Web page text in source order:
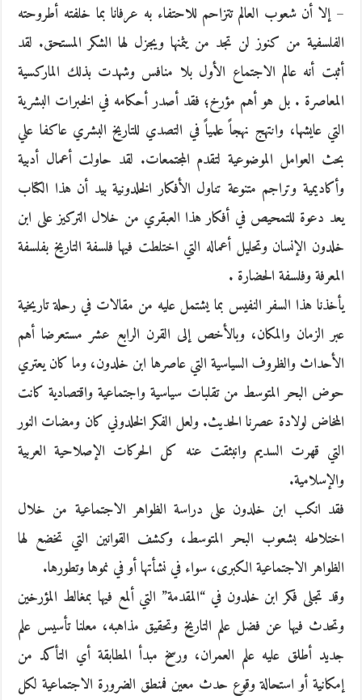
– إلا أن شعوب العالم تتزاحم للاحتفاء به عرفانا بما خلفته أطروحته
الفلسفية من كنوز لن تجد من يثمنها ويجزل لها الشكر المستحق. لقد
أثبت أنه عالم الاجتماع الأول بلا منافس وشهدت بذلك الماركسية
المعاصرة . بل هو أهم مؤرخ؛ فقد أصدر أحكامه في الخبرات البشرية
التي عايشها، وانتهج نهجاً علمياً في التصدي للتاريخ البشري عاكفا علي
بحث العوامل الموضوعية لتقدم المجتمعات. لقد حاولت أعمال أدبية
وأكاديمية وتراجم متنوعة تناول الأفكار الخلدونية بيد أن هذا الكتاب
يعد دعوة للتمحيص في أفكار هذا العبقري من خلال التركيز على ابن
خلدون الإنسان وتحليل أعماله التي اختلطت فيها فلسفة التاريخ بفلسفة
المعرفة وفلسفة الحضارة .
يأخذنا هذا السفر النفيس بما يشتمل عليه من مقالات في رحلة تاريخية
عبر الزمان والمكان، وبالأخص إلى القرن الرابع عشر مستعرضا أهم
الأحداث والظروف السياسية التي عاصرها ابن خلدون، وما كان يعتري
حوض البحر المتوسط من تقلبات سياسية واجتماعية واقتصادية كانت
المخاض لولادة عصرنا الحديث. ولعل الفكر الخلدوني كان ومضات النور
التي قهرت السديم وانبثقت عنه كل الحركات الإصلاحية العربية
والإسلامية.
فقد انكب ابن خلدون على دراسة الظواهر الاجتماعية من خلال
اختلاطه بشعوب البحر المتوسط، وكشف القوانين التي تخضع لها
الظواهر الاجتماعية الكبرى، سواء في نشأتها أو في نموها وتطورها.
وقد تجلى فكر ابن خلدون في “المقدمة” التي ألمع فيها بمغالط المؤرخين
وتحدث فيها عن فضل علم التاريخ وتحقيق مذاهبه، معلنا تأسيس علم
جديد أطلق عليه علم العمران، ورسخ مبدأ المطابقة أي التأكد من
إمكانية أو استحالة وقوع حدث معين فمنطق الضرورة الاجتماعية لكل